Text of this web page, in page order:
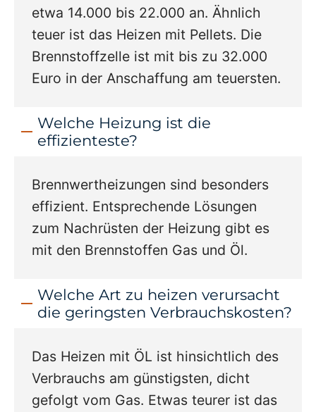
etwa 14.000 bis 22.000 an. Ähnlich
teuer ist das Heizen mit Pellets. Die
Brennstoffzelle ist mit bis zu 32.000
Euro in der Anschaffung am teuersten.
Welche Heizung ist die
effizienteste?
Brennwertheizungen sind besonders
effizient. Entsprechende Lösungen
zum Nachrüsten der Heizung gibt es
mit den Brennstoffen Gas und Öl.
Welche Art zu heizen verursacht
die geringsten Verbrauchskosten?
Das Heizen mit ÖL ist hinsichtlich des
Verbrauchs am günstigsten, dicht
gefolgt vom Gas. Etwas teurer ist das